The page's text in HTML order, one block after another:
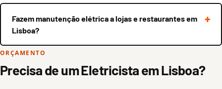
Fazem manutenção elétrica a lojas e restaurantes em
Lisboa?
ORÇAMENTO
Precisa de um Eletricista em Lisboa?